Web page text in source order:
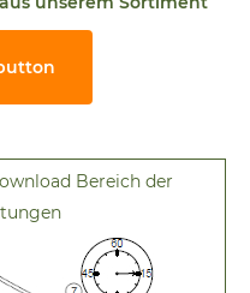
Bereich der